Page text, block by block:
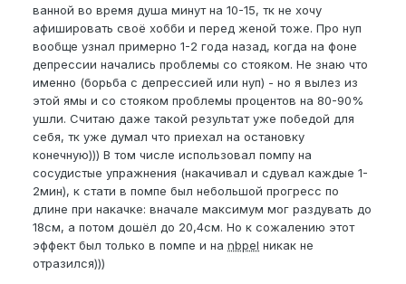
ванной во время душа минут на 10-15, тк не хочу
афишировать своё хобби и перед женой тоже. Про нуп
вообще узнал примерно 1-2 года назад, когда на фоне
депрессии начались проблемы со стояком. Не знаю что
именно (борьба с депрессией или нуп) - но я вылез из
этой ямы и со стояком проблемы процентов на 80-90%
ушли. Считаю даже такой результат уже победой для
себя, тк уже думал что приехал на остановку
конечную))) В том числе использовал помпу на
сосудистые упражнения (накачивал и сдувал каждые 1-
2мин), к стати в помпе был небольшой прогресс по
длине при накачке: вначале максимум мог раздувать до
18см, а потом дошёл до 20,4см. Но к сожалению этот
эффект был только в помпе и на nbpel никак не
отразился)))